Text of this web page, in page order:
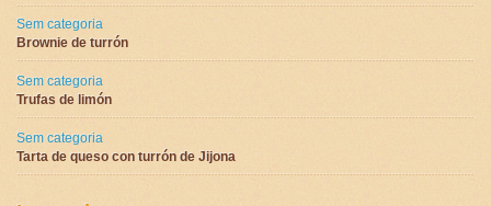
Sem categoria
Brownie de turrón
Sem categoria
Trufas de limón
Sem categoria
Tarta de queso con turrón de Jijona